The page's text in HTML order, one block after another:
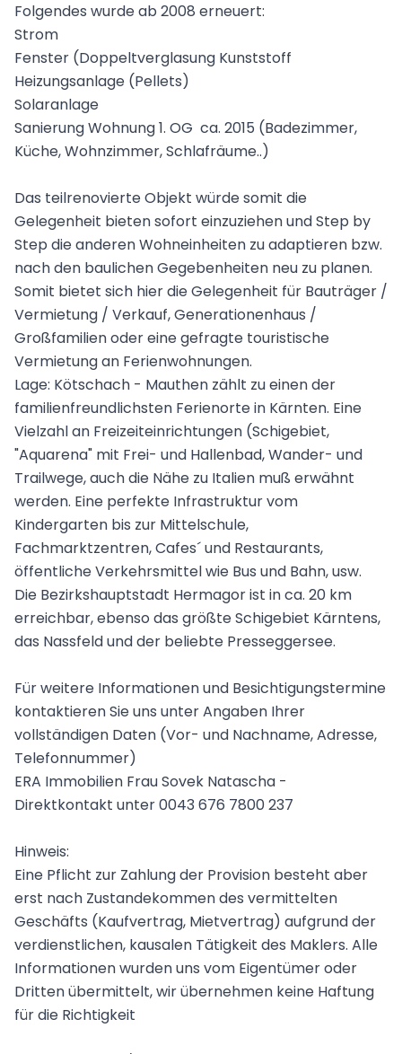
Folgendes wurde ab 2008 erneuert:
Strom
Fenster (Doppeltverglasung Kunststoff
Heizungsanlage (Pellets)
Solaranlage
Sanierung Wohnung 1. OG ca. 2015 (Badezimmer,
Küche, Wohnzimmer, Schlafräume..)
Das teilrenovierte Objekt würde somit die
Gelegenheit bieten sofort einzuziehen und Step by
Step die anderen Wohneinheiten zu adaptieren bzw.
nach den baulichen Gegebenheiten neu zu planen.
Somit bietet sich hier die Gelegenheit für Bauträger /
Vermietung / Verkauf, Generationenhaus /
Großfamilien oder eine gefragte touristische
Vermietung an Ferienwohnungen.
Lage: Kötschach - Mauthen zählt zu einen der
familienfreundlichsten Ferienorte in Kärnten. Eine
Vielzahl an Freizeiteinrichtungen (Schigebiet,
"Aquarena" mit Frei- und Hallenbad, Wander- und
Trailwege, auch die Nähe zu Italien muß erwähnt
werden. Eine perfekte Infrastruktur vom
Kindergarten bis zur Mittelschule,
Fachmarktzentren, Cafes´ und Restaurants,
öffentliche Verkehrsmittel wie Bus und Bahn, usw.
Die Bezirkshauptstadt Hermagor ist in ca. 20 km
erreichbar, ebenso das größte Schigebiet Kärntens,
das Nassfeld und der beliebte Presseggersee.
Für weitere Informationen und Besichtigungstermine
kontaktieren Sie uns unter Angaben Ihrer
vollständigen Daten (Vor- und Nachname, Adresse,
Telefonnummer)
ERA Immobilien Frau Sovek Natascha -
Direktkontakt unter 0043 676 7800 237
Hinweis:
Eine Pflicht zur Zahlung der Provision besteht aber
erst nach Zustandekommen des vermittelten
Geschäfts (Kaufvertrag, Mietvertrag) aufgrund der
verdienstlichen, kausalen Tätigkeit des Maklers. Alle
Informationen wurden uns vom Eigentümer oder
Dritten übermittelt, wir übernehmen keine Haftung
für die Richtigkeit